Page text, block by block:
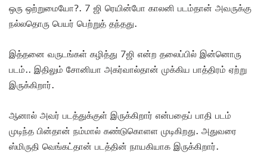
ஒரு ஒற்றுமையோ?. 7 ஜி ரெயின்போ காலனி படம்தான் அவருக்கு
நல்லதொரு பெயர் பெற்றுத் தந்தது.
இத்தனை வருடங்கள் கழித்து 7ஜி என்ற தலைப்பில் இன்னொரு
படம்.. இதிலும் சோனியா அகர்வால்தான் முக்கிய பாத்திரம் ஏற்று
இருக்கிறார்.
ஆனால் அவர் படத்துக்குள் இருக்கிறார் என்பதைப் பாதி படம்
முடிந்த பின்தான் நம்மால் கண்டுகொளள முடிகிறது. அதுவரை
ஸ்மிருதி வெங்கட்தான் படத்தின் நாயகியாக இருக்கிறார்.